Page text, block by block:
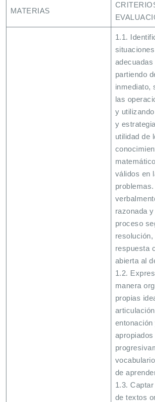
MATERIAS
1.1.
partiendo
inmediato,
las
y
y
utilidad de
válidos en
razonada
proceso
resolución,
respuesta
abierta al
1.2.
manera
propias
de
1.3.
de textos